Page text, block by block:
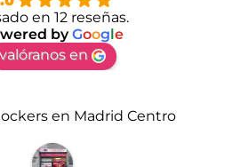
en 12 reseñas.
byGoogle
valóranos en
en Madrid Centro